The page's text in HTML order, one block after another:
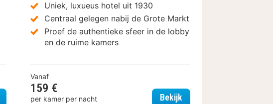
a&o Brussel Centrum
Uniek, luxueus hotel uit 1930
Centraal gelegen nabij de Grote Markt
Proef de authentieke sfeer in de lobby
en de ruime kamers
Vanaf
159 €
per kamer per nacht BekijkLe Plaza Brussels